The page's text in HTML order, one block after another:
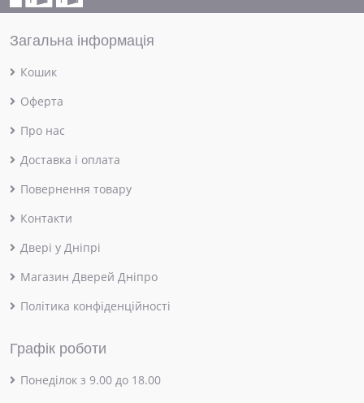
Загальна інформація
Кошик
Оферта
Про нас
Доставка і оплата
Повернення товару
Контакти
Двері у Дніпрі
Магазин Дверей Дніпро
Політика конфіденційності
Графік роботи
Понеділок з 9.00 до 18.00